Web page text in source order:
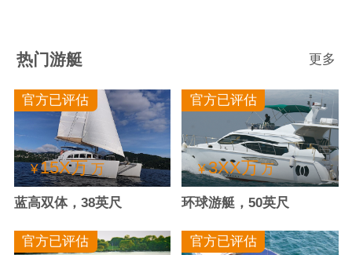
热门游艇 更多
官方已评估
¥15X万 万
蓝高双体，38英尺
官方已评估
¥3XX万万
环球游艇，50英尺
官方已评估 官方已评估